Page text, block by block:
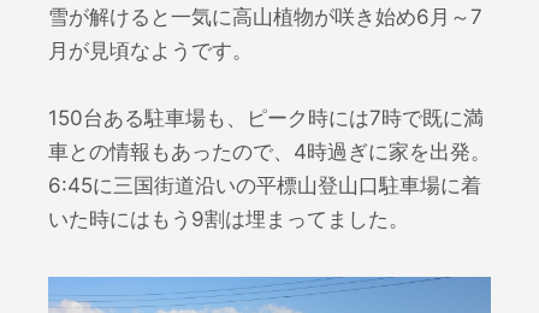
雪が解けると一気に高山植物が咲き始め6月～7
月が見頃なようです。
150台ある駐車場も、ピーク時には7時で既に満
車との情報もあったので、4時過ぎに家を出発。
6:45に三国街道沿いの平標山登山口駐車場に着
いた時にはもう9割は埋まってました。